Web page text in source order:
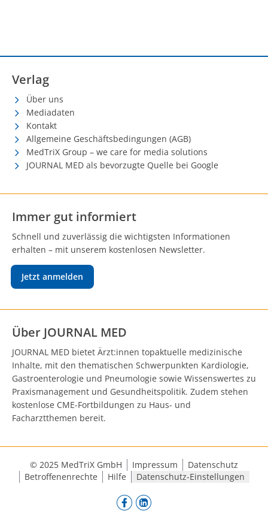
Verlag
Über uns
Mediadaten
Kontakt
Allgemeine Geschäftsbedingungen (AGB)
MedTriX Group – we care for media solutions
JOURNAL MED als bevorzugte Quelle bei Google
Immer gut informiert
Schnell und zuverlässig die wichtigsten Informationen
erhalten – mit unserem kostenlosen Newsletter.
Jetzt anmelden
Über JOURNAL MED
JOURNAL MED bietet Ärzt:innen topaktuelle medizinische
Inhalte, mit den thematischen Schwerpunkten Kardiologie,
Gastroenterologie und Pneumologie sowie Wissenswertes zu
Praxismanagement und Gesundheitspolitik. Zudem stehen
kostenlose CME-Fortbildungen zu Haus- und
Facharztthemen bereit.
© 2025 MedTriX GmbH Impressum
Datenschutz
Betroffenenrechte
Hilfe Datenschutz-Einstellungen